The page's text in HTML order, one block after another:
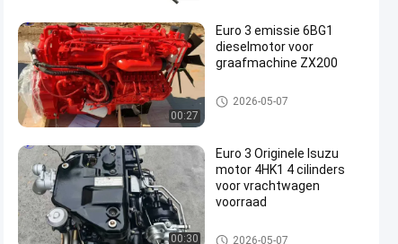
00:27
Euro 3 emissie 6BG1
dieselmotor voor
graafmachine ZX200
ISUZU Engine
2026-05-07
00:30
Euro 3 Originele Isuzu
motor 4HK1 4 cilinders
voor vrachtwagen
voorraad
ISUZU Engine
2026-05-07